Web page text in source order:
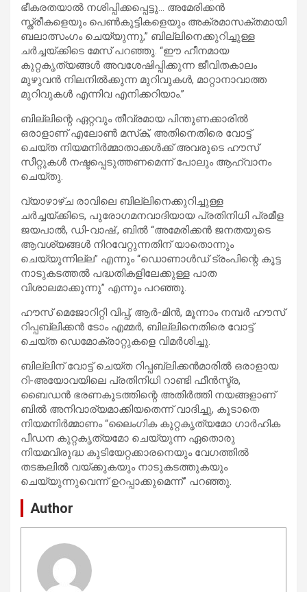
ഭീകരതയാൽ നശിപ്പിക്കപ്പെട്ടു… അമേരിക്കൻ
സ്ത്രീകളെയും പെൺകുട്ടികളെയും അക്രമാസക്തമായി
ബലാത്സംഗം ചെയ്യുന്നു,” ബില്ലിനെക്കുറിച്ചുള്ള
ചർച്ചയ്ക്കിടെ മേസ് പറഞ്ഞു. “ഈ ഹീനമായ
കുറ്റകൃത്യങ്ങൾ അവശേഷിപ്പിക്കുന്ന ജീവിതകാലം
മുഴുവൻ നിലനിൽക്കുന്ന മുറിവുകൾ, മാറ്റാനാവാത്ത
മുറിവുകൾ എന്നിവ എനിക്കറിയാം.”
ബില്ലിന്റെ ഏറ്റവും തീവ്രമായ പിന്തുണക്കാരിൽ
ഒരാളാണ് എലോൺ മസ്‌ക്, അതിനെതിരെ വോട്ട്
ചെയ്ത നിയമനിർമ്മാതാക്കൾക്ക് അവരുടെ ഹൗസ്
സീറ്റുകൾ നഷ്ടപ്പെടുത്തണമെന്ന് പോലും ആഹ്വാനം
ചെയ്തു.
വ്യാഴാഴ്ച രാവിലെ ബില്ലിനെക്കുറിച്ചുള്ള
ചർച്ചയ്ക്കിടെ, പുരോഗമനവാദിയായ പ്രതിനിധി പ്രമീള
ജയപാൽ, ഡി-വാഷ്., ബിൽ “അമേരിക്കൻ ജനതയുടെ
ആവശ്യങ്ങൾ നിറവേറ്റുന്നതിന് യാതൊന്നും
ചെയ്യുന്നില്ല” എന്നും “ഡൊണാൾഡ് ട്രംപിന്റെ കൂട്ട
നാടുകടത്തൽ പദ്ധതികളിലേക്കുള്ള പാത
വിശാലമാക്കുന്നു” എന്നും പറഞ്ഞു.
ഹൗസ് മെജോറിറ്റി വിപ്പ്, ആർ-മിൻ, മൂന്നാം നമ്പർ ഹൗസ്
റിപ്പബ്ലിക്കൻ ടോം എമ്മർ, ബില്ലിനെതിരെ വോട്ട്
ചെയ്ത ഡെമോക്രാറ്റുകളെ വിമർശിച്ചു.
ബില്ലിന് വോട്ട് ചെയ്ത റിപ്പബ്ലിക്കൻമാരിൽ ഒരാളായ
റി-അയോവയിലെ പ്രതിനിധി റാണ്ടി ഫീൻസ്ട്ര,
ബൈഡൻ ഭരണകൂടത്തിന്റെ അതിർത്തി നയങ്ങളാണ്
ബിൽ അനിവാര്യമാക്കിയതെന്ന് വാദിച്ചു, കൂടാതെ
നിയമനിർമ്മാണം “ലൈംഗിക കുറ്റകൃത്യമോ ഗാർഹിക
പീഡന കുറ്റകൃത്യമോ ചെയ്യുന്ന ഏതൊരു
നിയമവിരുദ്ധ കുടിയേറ്റക്കാരനെയും വേഗത്തിൽ
തടങ്കലിൽ വയ്ക്കുകയും നാടുകടത്തുകയും
ചെയ്യുന്നുവെന്ന് ഉറപ്പാക്കുമെന്ന്” പറഞ്ഞു.
Author